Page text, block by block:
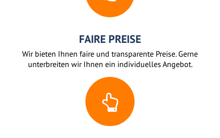
FAIRE PREISE
Wir bieten Ihnen faire und transparente Preise. Gerne
unterbreiten wir Ihnen ein individuelles Angebot.